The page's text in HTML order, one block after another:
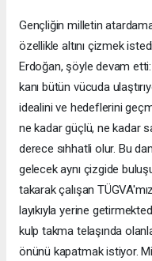
Gençliğin milletin
özellikle altını çizmek
Erdoğan, şöyle devam etti:
kanı bütün vücuda
idealini ve hedeflerini
ne kadar güçlü, ne kadar
derece sıhhatli olur. Bu
gelecek aynı çizgide
takarak çalışan
layıkıyla yerine
kulp takma telaşında
önünü kapatmak istiyor.